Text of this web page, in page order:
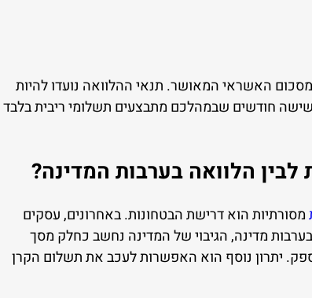
היבט חשוב שיש לקחת בחשבון הוא הצורך בביטחונות שהם עד 15% מסכום האשראי המאושר. תנאי ההלוואה נועדו להיות
חודשים שבמהלכם מתבצעים תשלומי ריבית בלבד
הלוואה בערבות המדינה?
מסורתיות הוא דרישת הבטחונות. באחרונים, עסקים
מדינה, הגיבוי של המדינה נחשב כחלק מסך
יתרון נוסף הוא האפשרות לעכב את תשלום הקרן